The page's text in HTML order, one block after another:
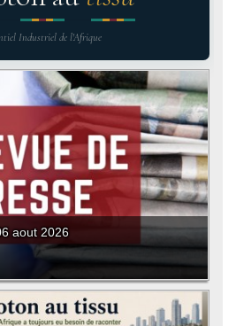
Industriel de l'Afrique
aout 2026